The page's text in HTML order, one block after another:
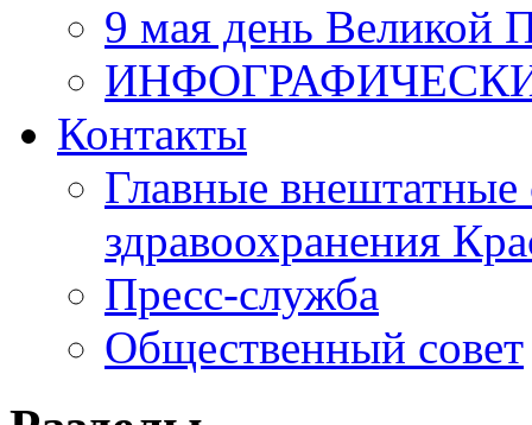
9 мая день Великой
Контакты
Главные внештатные
здравоохранения
Пресс-служба
Общественный совет